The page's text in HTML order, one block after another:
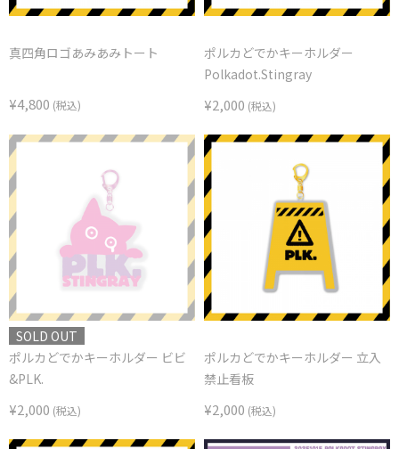
真四角ロゴあみあみトート
¥4,800 (税込)
ポルカどでかキーホルダー
Polkadot.Stingray
¥2,000 (税込)
SOLD OUT
ポルカどでかキーホルダー ビビ
&PLK.
¥2,000 (税込)
ポルカどでかキーホルダー 立入
禁止看板
¥2,000 (税込)